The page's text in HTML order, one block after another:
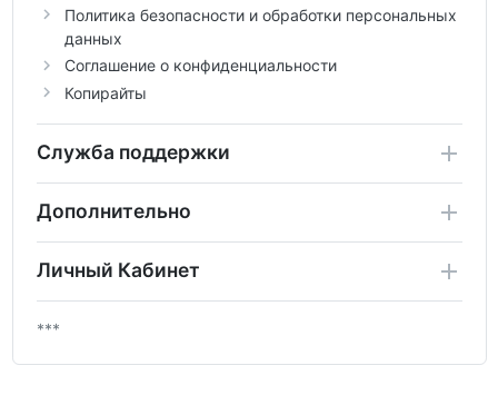
Политика безопасности и обработки персональных
данных
Соглашение о конфиденциальности
Копирайты
Служба поддержки
Дополнительно
Личный Кабинет
***